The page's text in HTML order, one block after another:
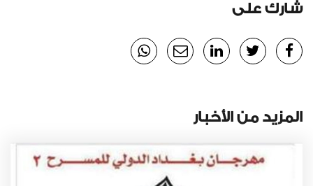
شارك على
المزيد من الأخبار